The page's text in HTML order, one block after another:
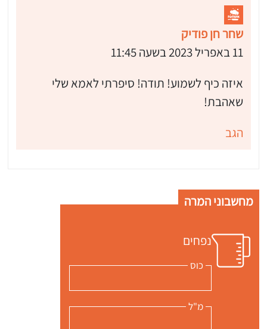
שחר חן פודיק
11 באפריל 2023 בשעה 11:45
איזה כיף לשמוע! תודה! סיפרתי לאמא שלי
שאהבת!
הגב
מחשבוני המרה
נפחים
כוס
מ"ל